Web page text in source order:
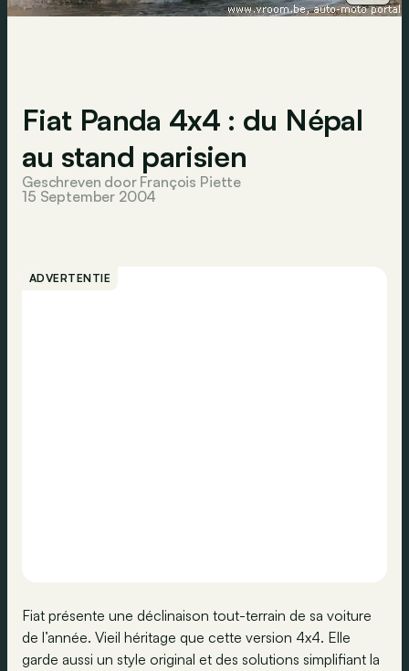
Fiat Panda 4x4 : du Népal
au stand parisien
Geschreven door François Piette
15 September 2004
ADVERTENTIE
Fiat présente une déclinaison tout-terrain de sa voiture
de l’année. Vieil héritage que cette version 4x4. Elle
garde aussi un style original et des solutions simplifiant la